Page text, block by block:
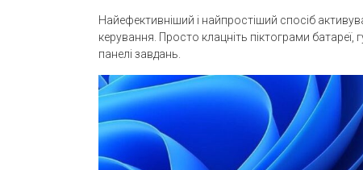
Найефективніший і найпростіший спосіб
керування. Просто клацніть піктограми батареї,
панелі завдань.